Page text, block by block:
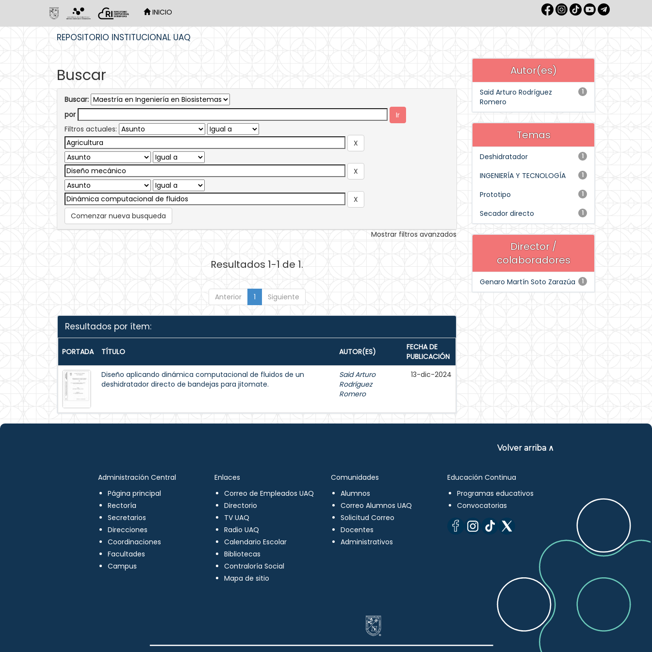
INICIO
REPOSITORIO INSTITUCIONAL UAQ
Buscar
Buscar:
por
Filtros actuales:
Comenzar nueva busqueda
Mostrar filtros avanzados
Resultados 1-1 de 1.
Anterior 1 Siguiente
Resultados por ítem:
PORTADA TÍTULO AUTOR(ES)
FECHA DE
PUBLICACIÓN
Diseño aplicando dinámica computacional de fluidos de un
deshidratador directo de bandejas para jitomate.
Said Arturo
Rodríguez
Romero
13-dic-2024
Autor(es)
1
Said Arturo Rodríguez
Romero
Temas
1
Deshidratador
1
INGENIERÍA Y TECNOLOGÍA
1
Prototipo
1
Secador directo
Director /
colaboradores
1
Genaro Martín Soto Zarazúa
Volver arriba ∧
Administración Central
Página principal
Rectoría
Secretarios
Direcciones
Coordinaciones
Facultades
Campus
Enlaces
Correo de Empleados UAQ
Directorio
TV UAQ
Radio UAQ
Calendario Escolar
Bibliotecas
Contraloría Social
Mapa de sitio
Comunidades
Alumnos
Correo Alumnos UAQ
Solicitud Correo
Docentes
Administrativos
Educación Continua
Programas educativos
Convocatorias